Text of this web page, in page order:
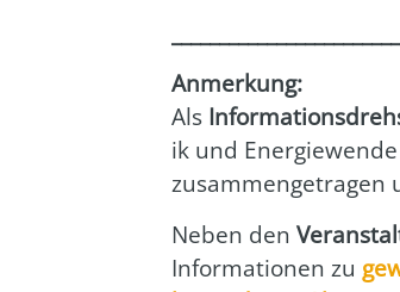
Anmer­kung:
Als
ik und
zusam­men­ge­tra­gen
Neben den
Infor­ma­tio­nen zu